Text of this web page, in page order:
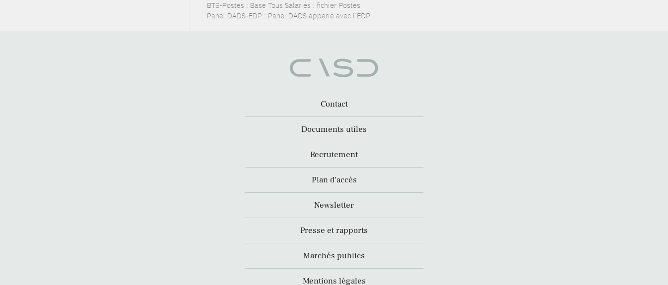
BTS-Postes : Base Tous Salariés : fichier Postes
Panel DADS-EDP : Panel DADS apparié avec l’EDP
Contact
Documents utiles
Recrutement
Plan d’accès
Newsletter
Presse et rapports
Marchés publics
Mentions légales